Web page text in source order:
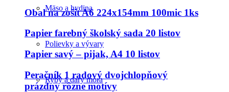
Mäso a hydina
Polievky a vývary
Ryby a dary mora
Obal na zošit A6 224x154mm 100mic 1ks
Papier farebný školský sada 20 listov
Papier savý – pijak, A4 10 listov
Peračník 1 radový dvojchlopňový
prázdny rôzne motívy